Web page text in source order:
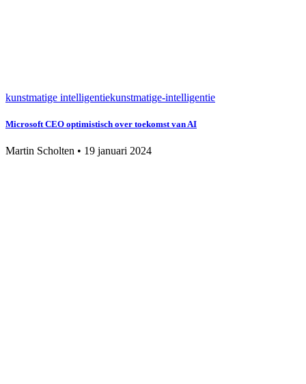
kunstmatige intelligentiekunstmatige-intelligentie
Microsoft CEO optimistisch over toekomst van AI
Martin Scholten • 19 januari 2024